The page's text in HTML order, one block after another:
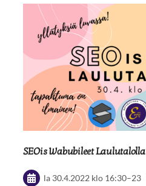
SEOis Wabubileet Laulutalolla
la 30.4.2022 klo 16:30–23